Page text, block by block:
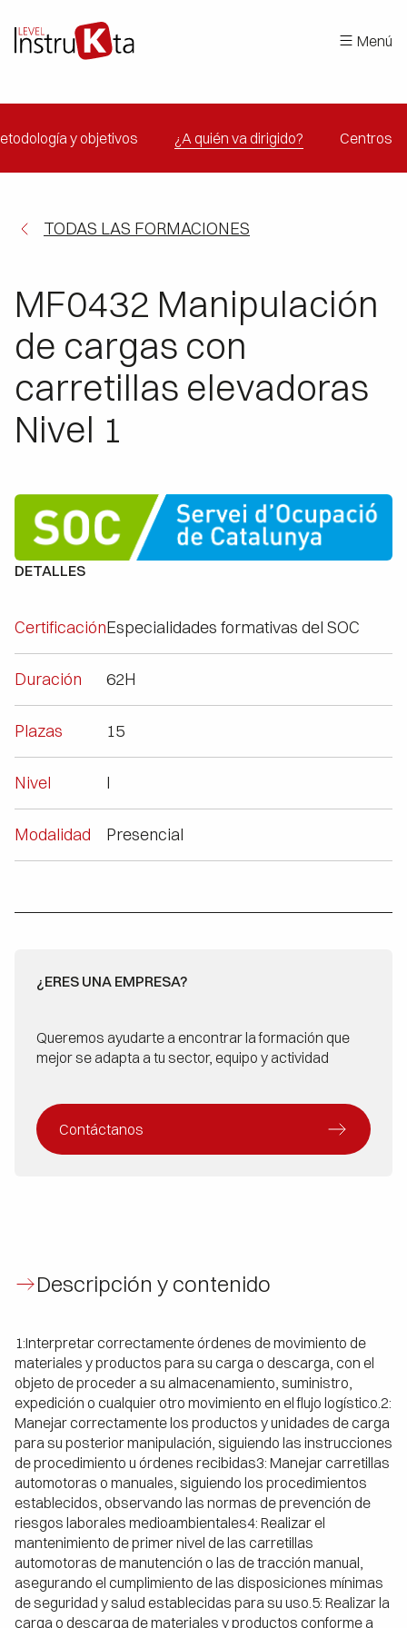
Menú
y objetivos ¿A quién va dirigido? Centros
TODAS LAS FORMACIONES
Descripción y contenido
1:Interpretar correctamente órdenes de movimiento de
materiales y productos para su carga o descarga, con el
objeto de proceder a su almacenamiento, suministro,
expedición o cualquier otro movimiento en el flujo logístico.2:
Manejar correctamente los productos y unidades de carga
para su posterior manipulación, siguiendo las instrucciones
de procedimiento u órdenes recibidas3: Manejar carretillas
automotoras o manuales, siguiendo los procedimientos
establecidos, observando las normas de prevención de
riesgos laborales medioambientales4: Realizar el
mantenimiento de primer nivel de las carretillas
automotoras de manutención o las de tracción manual,
asegurando el cumplimiento de las disposiciones mínimas
de seguridad y salud establecidas para su uso.5: Realizar la
carga o descarga de materiales y productos conforme a
MF0432 Manipulación
de cargas con
carretillas elevadoras
Nivel 1
DETALLES
CertificaciónEspecialidades formativas del SOC
Duración 62H
Plazas 15
Nivel I
Modalidad Presencial
¿ERES UNA EMPRESA?
Queremos ayudarte a encontrar la formación que
mejor se adapta a tu sector, equipo y actividad
Contáctanos